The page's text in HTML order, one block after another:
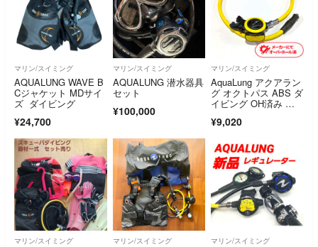
マリン/スイミング
AQUALUNG WAVE B
Cジャケット MDサイ
ズ ダイビング
¥24,700
マリン/スイミング
AQUALUNG 潜水器具
セット
¥100,000
マリン/スイミング
AquaLung アクアラン
グ オクトパス ABS ダ
イビング OH済み 中
¥9,020
マリン/スイミング マリン/スイミング マリン/スイミング